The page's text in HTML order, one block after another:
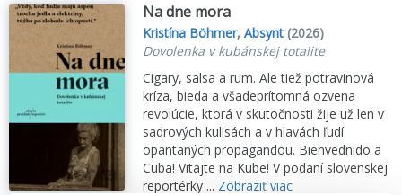
Na dne mora
Kristína Böhmer,Absynt (2026)
Dovolenka v kubánskej totalite
Cigary, salsa a rum. Ale tiež potravinová
kríza, bieda a všadeprítomná ozvena
revolúcie, ktorá v skutočnosti žije už len v
sadrových kulisách a v hlavách ľudí
opantaných propagandou. Bienvednido a
Cuba! Vitajte na Kube! V podaní slovenskej
reportérky ... Zobraziť viac